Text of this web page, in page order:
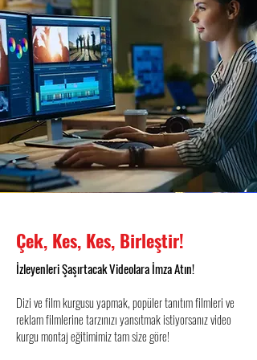
Çek, Kes, Kes, Birleştir!
İzleyenleri Şaşırtacak Videolara İmza Atın!
Dizi ve film kurgusu yapmak, popüler tanıtım filmleri ve
reklam filmlerine tarzınızı yansıtmak istiyorsanız video
kurgu montaj eğitimimiz tam size göre!